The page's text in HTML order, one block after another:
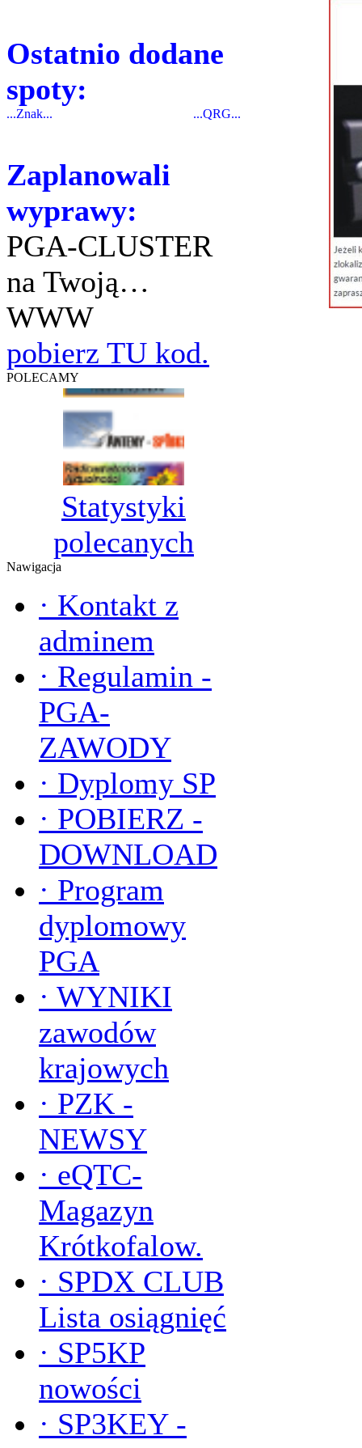
Ostatnio dodane
spoty:
...Znak... ...QRG...
Zaplanowali
wyprawy:
PGA-CLUSTER
na Twoją…
WWW
pobierz TU kod.
POLECAMY
Statystyki
polecanych
Nawigacja
· Kontakt z
adminem
· Regulamin -
PGA-
ZAWODY
· Dyplomy SP
· POBIERZ -
DOWNLOAD
· Program
dyplomowy
PGA
· WYNIKI
zawodów
krajowych
· PZK -
NEWSY
· eQTC-
Magazyn
Krótkofalow.
· SPDX CLUB
Lista osiągnięć
· SP5KP
nowości
· SP3KEY -